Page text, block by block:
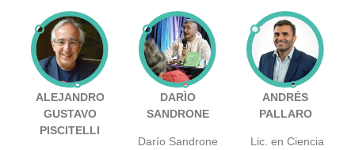
ALEJANDRO
GUSTAVO
PISCITELLI
DARÌO
SANDRONE
Darío Sandrone
ANDRÉS
PALLARO
Lic. en Ciencia